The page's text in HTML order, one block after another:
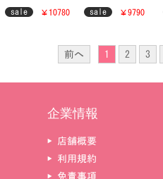
アムジャンパー
コスプレ衣装
sale ￥10780
大人可愛い 真珠
飾り Kpop 衣装
sale ￥9790
前へ 1 2 3
企業情報
▶ 店舗概要
▶ 利用規約
▶ 免責事項